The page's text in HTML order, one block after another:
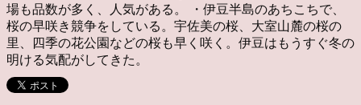
場も品数が多く、人気がある。 ・伊豆半島のあちこちで、
桜の早咲き競争をしている。宇佐美の桜、大室山麓の桜の
里、四季の花公園などの桜も早く咲く。伊豆はもうすぐ冬の
明ける気配がしてきた。